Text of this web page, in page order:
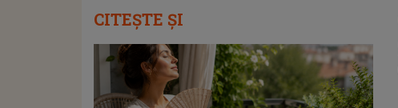
CITEȘTE ȘI